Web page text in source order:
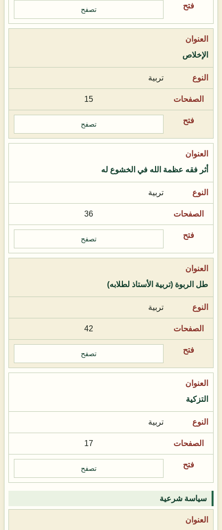
تصفح
الإخلاص
تربية
15
تصفح
أثر فقه عظمة الله في الخشوع له
تربية
36
تصفح
طل الربوة (تربية الأستاذ لطلابه)
تربية
42
تصفح
التزكية
تربية
17
تصفح
سياسة شرعية